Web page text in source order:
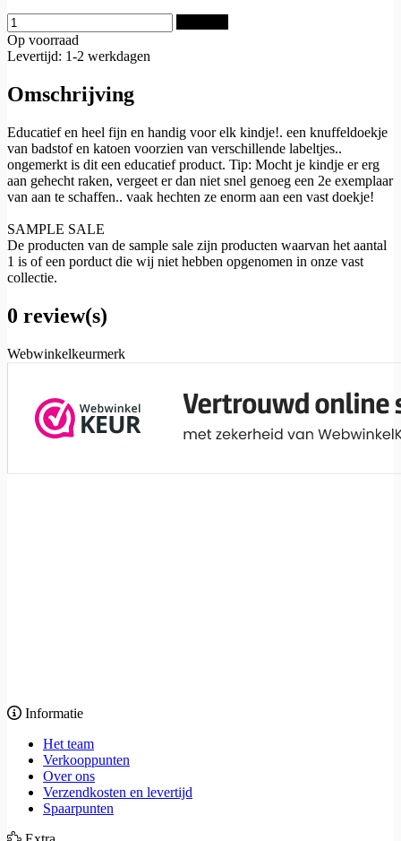
Op voorraad
Levertijd: 1-2 werkdagen
Omschrijving
Educatief en heel fijn en handig voor elk kindje!. een knuffeldoekje
van badstof en katoen voorzien van verschillende labeltjes..
ongemerkt is dit een educatief product. Tip: Mocht je kindje er erg
aan gehecht raken, vergeet er dan niet snel genoeg een 2e exemplaar
van aan te schaffen.. vaak hechten ze enorm aan een vast doekje!
SAMPLE SALE
De producten van de sample sale zijn producten waarvan het aantal
1 is of een porduct die wij niet hebben opgenomen in onze vast
collectie.
0 review(s)
Webwinkelkeurmerk
Informatie
Het team
Verkooppunten
Over ons
Verzendkosten en levertijd
Spaarpunten